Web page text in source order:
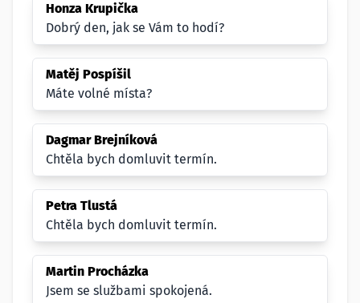
Honza Krupička
Dobrý den, jak se Vám to hodí?
Matěj Pospíšil
Máte volné místa?
Dagmar Brejníková
Chtěla bych domluvit termín.
Petra Tlustá
Chtěla bych domluvit termín.
Martin Procházka
Jsem se službami spokojená.